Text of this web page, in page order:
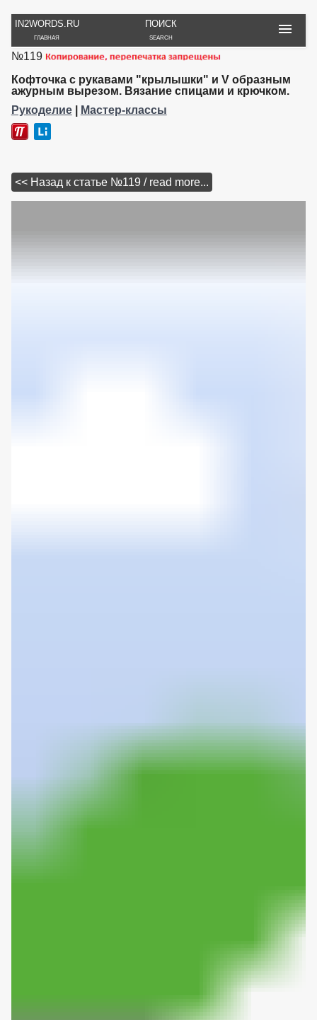
IN2WORDS.RU
ГЛАВНАЯ
ПОИСК
SEARCH
РУКОДЕЛИЕ ТОВАРЫ ПУТЕШЕСТВИЯ
ИГРЫ ОБОИ
№119
Кофточка с рукавами "крылышки" и V образным
ажурным вырезом. Вязание спицами и крючком.
Рукоделие| Мастер-классы
<< Назад к статье №119 / read more...